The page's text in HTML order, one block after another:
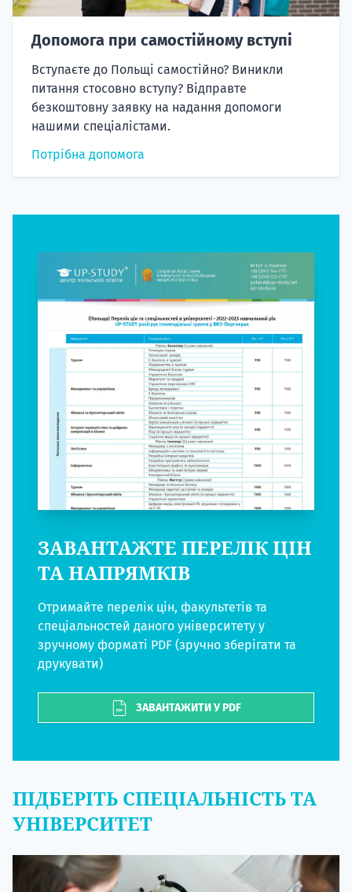
Допомога при самостійному вступі
Вступаєте до Польщі самостійно? Виникли
питання стосовно вступу? Відправте
безкоштовну заявку на надання допомоги
нашими спеціалістами.
Потрібна допомога
ЗАВАНТАЖТЕ ПЕРЕЛІК ЦІН
ТА НАПРЯМКІВ
Отримайте перелік цін, факультетів та
спеціальностей даного університету у
зручному форматі PDF (зручно зберігати та
друкувати)
ЗАВАНТАЖИТИ У PDF
ПІДБЕРІТЬ СПЕЦІАЛЬНІСТЬ ТА
УНІВЕРСИТЕТ